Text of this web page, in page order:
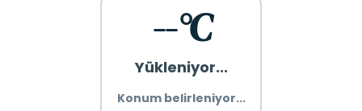
--°C
Yükleniyor...
Konum belirleniyor...